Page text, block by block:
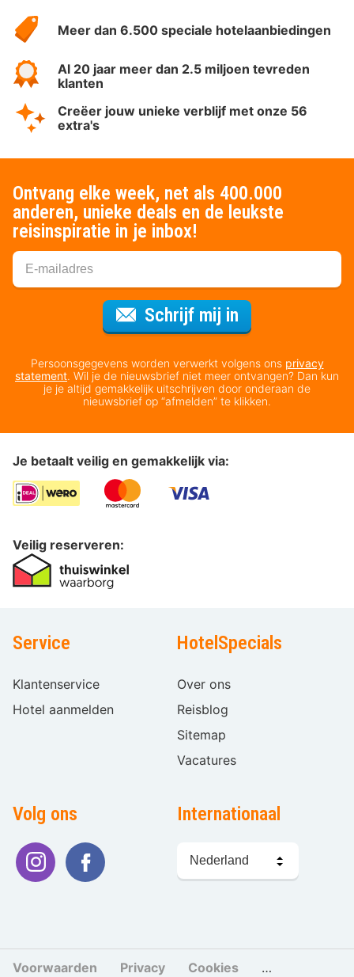
HotelSpecials
Meer dan 6.500 speciale hotelaanbiedingen
Al 20 jaar meer dan 2.5 miljoen tevreden
klanten
Creëer jouw unieke verblijf met onze 56
extra's
Ontvang elke week, net als 400.000
anderen, unieke deals en de leukste
reisinspiratie in je inbox!
Schrijf mij in
Persoonsgegevens worden verwerkt volgens ons privacy
statement. Wil je de nieuwsbrief niet meer ontvangen? Dan kun
je je altijd gemakkelijk uitschrijven door onderaan de
nieuwsbrief op “afmelden” te klikken.
Je betaalt veilig en gemakkelijk via:
Veilig reserveren:
Service
Klantenservice
Hotel aanmelden
HotelSpecials
Over ons
Reisblog
Sitemap
Vacatures
Volg ons Internationaal
kiezen
Voorwaarden Privacy Cookies Cookies